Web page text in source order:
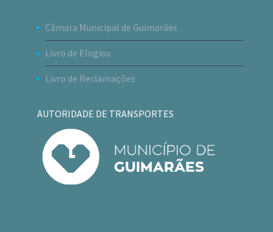
Câmara Municipal de Guimarães
Livro de Elogios
Livro de Reclamações
AUTORIDADE DE TRANSPORTES